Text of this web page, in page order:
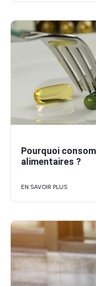
Pourquoi
alimentaires ?
EN SAVOIR PLUS